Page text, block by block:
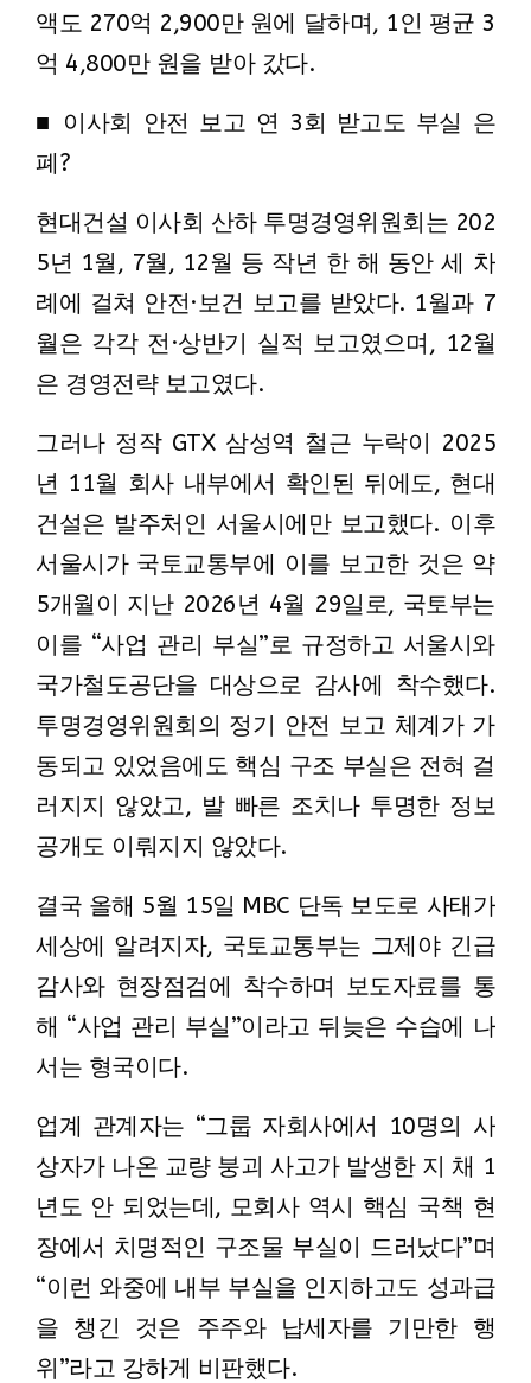
액도 270억 2,900만 원에 달하며, 1인 평균 3
억 4,800만 원을 받아 갔다.
■ 이사회 안전 보고 연 3회 받고도 부실 은
폐?
현대건설 이사회 산하 투명경영위원회는 202
5년 1월, 7월, 12월 등 작년 한 해 동안 세 차
례에 걸쳐 안전·보건 보고를 받았다. 1월과 7
월은 각각 전·상반기 실적 보고였으며, 12월
은 경영전략 보고였다.
그러나 정작 GTX 삼성역 철근 누락이 2025
년 11월 회사 내부에서 확인된 뒤에도, 현대
건설은 발주처인 서울시에만 보고했다. 이후
서울시가 국토교통부에 이를 보고한 것은 약
5개월이 지난 2026년 4월 29일로, 국토부는
이를 “사업 관리 부실”로 규정하고 서울시와
국가철도공단을 대상으로 감사에 착수했다.
투명경영위원회의 정기 안전 보고 체계가 가
동되고 있었음에도 핵심 구조 부실은 전혀 걸
러지지 않았고, 발 빠른 조치나 투명한 정보
공개도 이뤄지지 않았다.
결국 올해 5월 15일 MBC 단독 보도로 사태가
세상에 알려지자, 국토교통부는 그제야 긴급
감사와 현장점검에 착수하며 보도자료를 통
해 “사업 관리 부실”이라고 뒤늦은 수습에 나
서는 형국이다.
업계 관계자는 “그룹 자회사에서 10명의 사
상자가 나온 교량 붕괴 사고가 발생한 지 채 1
년도 안 되었는데, 모회사 역시 핵심 국책 현
장에서 치명적인 구조물 부실이 드러났다”며
“이런 와중에 내부 부실을 인지하고도 성과급
을 챙긴 것은 주주와 납세자를 기만한 행
위”라고 강하게 비판했다.